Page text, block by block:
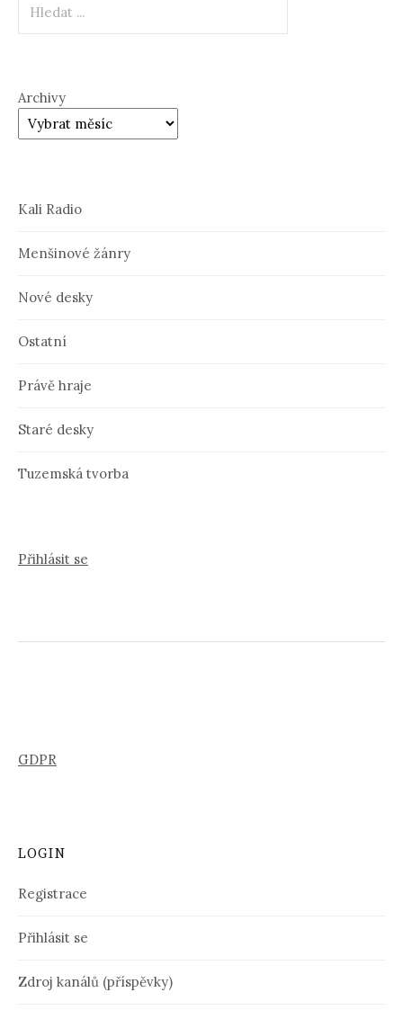
Archivy
Kali Radio
Menšinové žánry
Nové desky
Ostatní
Právě hraje
Staré desky
Tuzemská tvorba
Přihlásit se
GDPR
LOGIN
Registrace
Přihlásit se
Zdroj kanálů (příspěvky)